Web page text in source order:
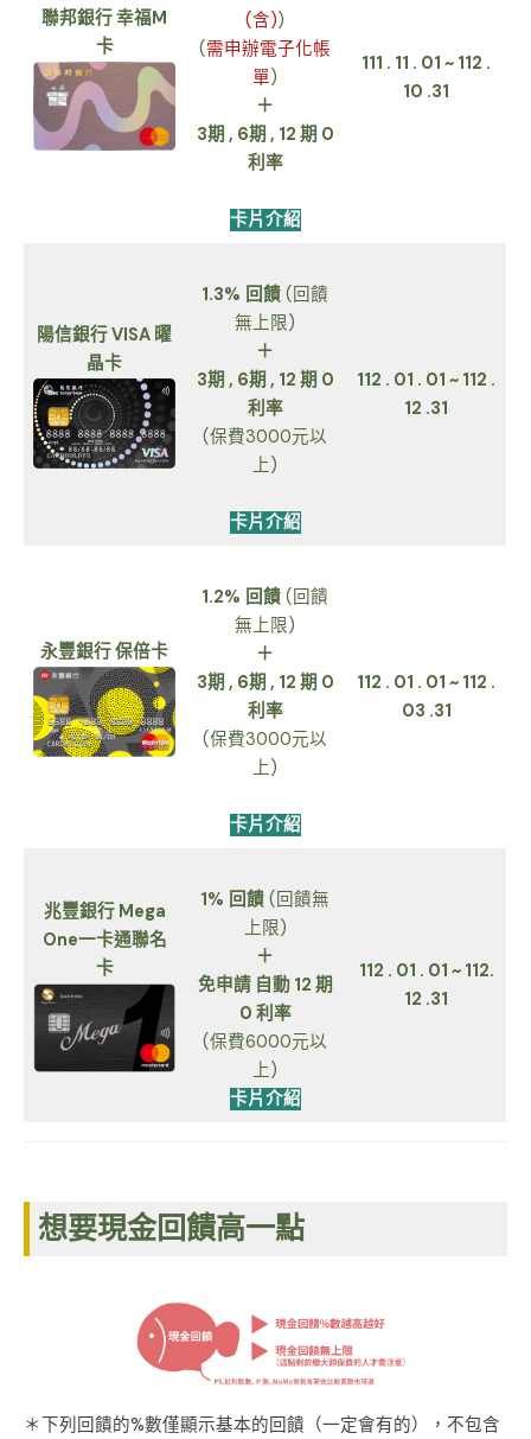
聯邦銀行 幸福M
卡
(含))
(需申辦電子化帳
單)
＋
3期 , 6期 , 12 期 0
利率
卡片介紹
111 . 11 . 01 ~ 112 .
10 .31
陽信銀行 VISA 曜
晶卡
1.3% 回饋 (回饋
無上限)
＋
3期 , 6期 , 12 期 0
利率
(保費3000元以
上)
卡片介紹
112 . 01 . 01 ~ 112 .
12 .31
永豐銀行 保倍卡
1.2% 回饋 (回饋
無上限)
＋
3期 , 6期 , 12 期 0
利率
(保費3000元以
上)
卡片介紹
112 . 01 . 01 ~ 112 .
03 .31
兆豐銀行 Mega
One一卡通聯名
卡
1% 回饋 (回饋無
上限)
＋
免申請 自動 12 期
0 利率
(保費6000元以
上)
卡片介紹
112 . 01 . 01 ~ 112.
12 .31
想要現金回饋高一點
＊下列回饋的%數僅顯示基本的回饋（一定會有的），不包含